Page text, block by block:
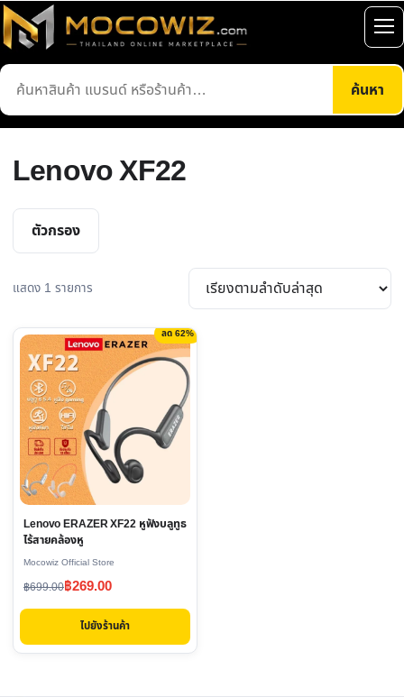
ข้าม
ไป
เนื้อหา
ค้นหา
สินค้า
ค้นหา
เปิ
เม
Lenovo XF22
ตัวกรอง
แสดง 1 รายการ
ลด 62%
Lenovo ERAZER XF22 หูฟังบลูทูธ
ไร้สายคล้องหู
Mocowiz Official Store
฿699.00
Original
price
฿699.00.
฿269.00
Current
price
฿269.00.
ไปยังร้านค้า